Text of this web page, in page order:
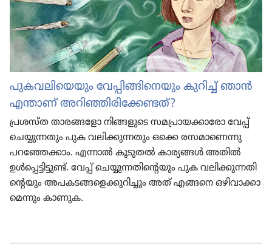
പുകവ​ലി​യെ​യും വേപ്പി​ങ്ങി​നെ​യും കുറിച്ച്‌ ഞാൻ
എന്താണ്‌ അറിഞ്ഞി​രി​ക്കേ​ണ്ടത്‌?
പ്രശസ്‌ത താരങ്ങ​ളോ നിങ്ങളു​ടെ സമപ്രാ​യ​ക്കാ​രോ വേപ്പ്‌
ചെയ്യു​ന്ന​തും പുക വലിക്കു​ന്ന​തും ഒക്കെ രസമാ​ണെന്നു
പറഞ്ഞേ​ക്കാം. എന്നാൽ കൂടുതൽ കാര്യങ്ങൾ അതിൽ
ഉൾപ്പെട്ടിട്ടുണ്ട്‌. വേപ്പ്‌ ചെയ്യു​ന്ന​തി​ന്റെ​യും പുക വലിക്കു​ന്ന​തി​
ന്റെ​യും അപകട​ങ്ങ​ളെ​ക്കു​റി​ച്ചും അത്‌ എങ്ങനെ ഒഴിവാ​ക്കാ​
മെ​ന്നും കാണുക.